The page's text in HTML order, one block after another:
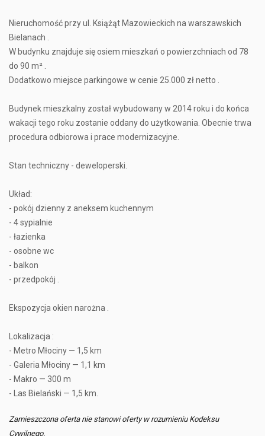
Nieruchomość przy ul. Książąt Mazowieckich na warszawskich
Bielanach .
W budynku znajduje się osiem mieszkań o powierzchniach od 78
do 90 m² .
Dodatkowo miejsce parkingowe w cenie 25.000 zł netto .
Budynek mieszkalny został wybudowany w 2014 roku i do końca
wakacji tego roku zostanie oddany do użytkowania. Obecnie trwa
procedura odbiorowa i prace modernizacyjne.
Stan techniczny - deweloperski.
Układ:
- pokój dzienny z aneksem kuchennym
- 4 sypialnie
- łazienka
- osobne wc
- balkon
- przedpokój .
Ekspozycja okien narożna .
Lokalizacja :
- Metro Młociny — 1,5 km
- Galeria Młociny — 1,1 km
- Makro — 300 m
- Las Bielański — 1,5 km.
Zamieszczona oferta nie stanowi oferty w rozumieniu Kodeksu
Cywilnego.